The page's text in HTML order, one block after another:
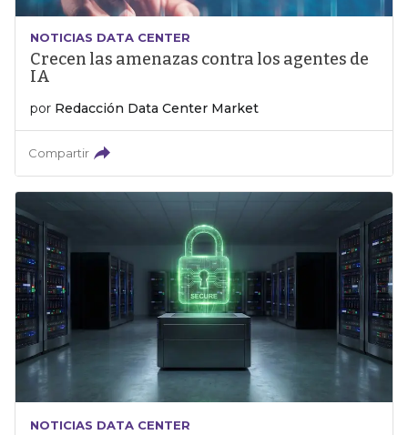
NOTICIAS DATA CENTER
Crecen las amenazas contra los agentes de
IA
por Redacción Data Center Market
Compartir
NOTICIAS DATA CENTER